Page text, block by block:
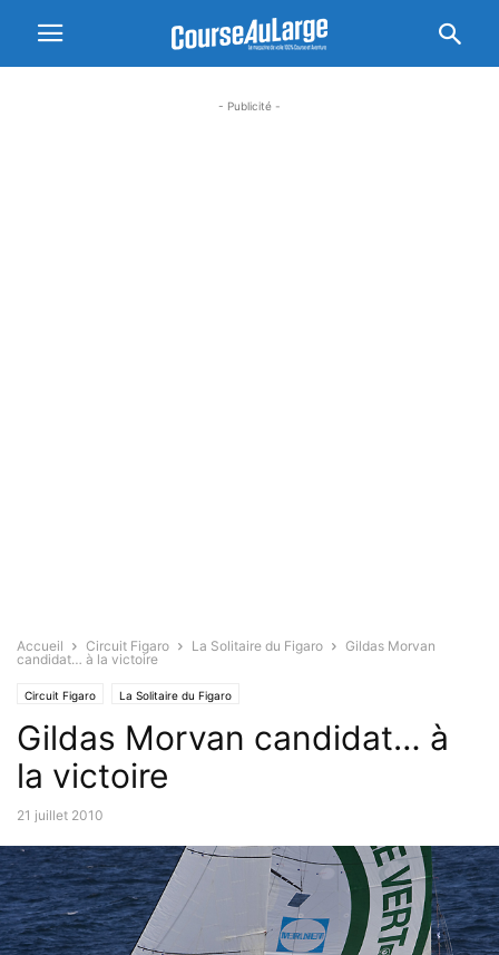
- Publicité -
Accueil Circuit Figaro La Solitaire du Figaro
Gildas Morvan
candidat… à la victoire
Circuit Figaro La Solitaire du Figaro
Gildas Morvan candidat… à
la victoire
21 juillet 2010